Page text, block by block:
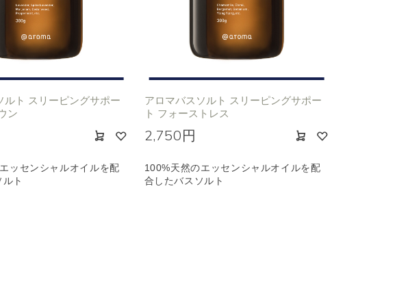
ルト スリーピングサポー
ン
ッセンシャルオイルを配
ト
アロマバスソルト スリーピングサポー
ト フォーストレス
2,750円
100%天然のエッセンシャルオイルを配
合したバスソルト